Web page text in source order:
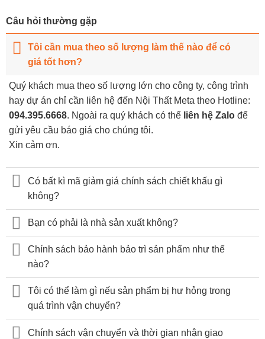
Câu hỏi thường gặp
Tôi cần mua theo số lượng làm thế nào để có
giá tốt hơn?
Quý khách mua theo số lượng lớn cho công ty, công trình
hay dự án chỉ cần liên hệ đến Nội Thất Meta theo Hotline:
094.395.6668. Ngoài ra quý khách có thể liên hệ Zalo để
gửi yêu cầu báo giá cho chúng tôi.
Xin cảm ơn.
Có bất kì mã giảm giá chính sách chiết khấu gì
không?
Bạn có phải là nhà sản xuất không?
Chính sách bảo hành bảo trì sản phẩm như thế
nào?
Tôi có thể làm gì nếu sản phẩm bị hư hỏng trong
quá trình vận chuyển?
Chính sách vận chuyển và thời gian nhận giao